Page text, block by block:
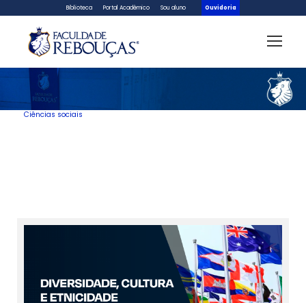
Biblioteca Portal Acadêmico Sou aluno Ouvidoria
Ciências sociais